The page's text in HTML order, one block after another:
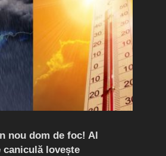
nou dom de foc! Al
caniculă lovește